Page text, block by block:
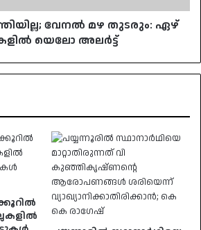
വേനൽ മഴ തുടരും: ഏഴ്
യെലോ അലർട്ട്